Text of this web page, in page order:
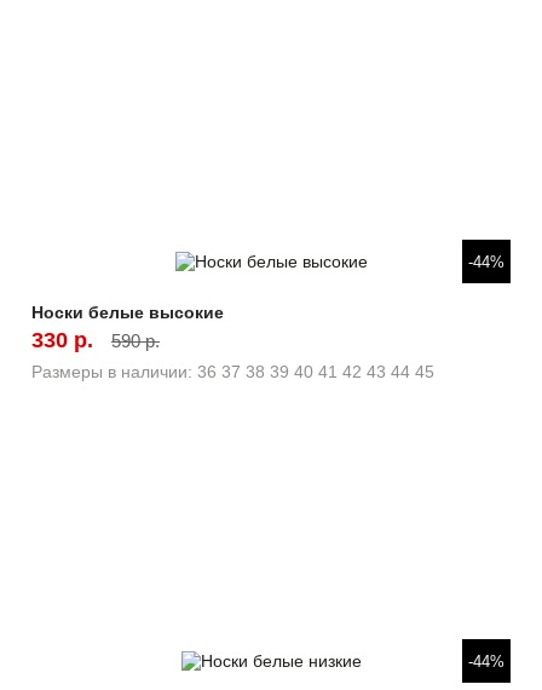
Быстрый просмотр -44%
Носки белые высокие
330 р. 590 р.
Размеры в наличии: 36 37 38 39 40 41 42 43 44 45
Быстрый просмотр -44%